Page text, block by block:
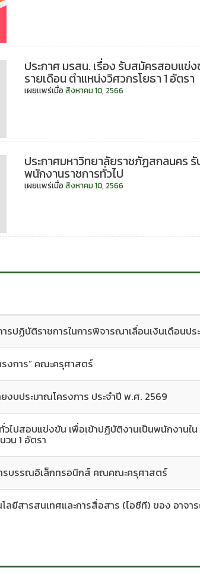
ประกาศ มรสน. เรื่อง รับสมัครสอบแข่
รายเดือน ตำแหน่งวิศวกรโยธา 1 อัตรา
เผยเเพร่เมื่อสิงหาคม 10, 2566
ประกาศมหาวิทยาลัยราชภัฏสกลนคร
พนักงานราชการทั่วไป
เผยเเพร่เมื่อสิงหาคม 10, 2566
รปฏิบัติราชการในการพิจารณาเลื่อนเงินเดือนปร
งการ” คณะครุศาสตร์
บประมาณโครงการ ประจำปี พ.ศ. 2569
ไปสอบแข่งขัน เพื่อเข้าปฏิบัติงานเป็นพนักงานใน
วน 1 อัตรา
รบรรณอิเล็กทรอนิกส์ คณคณะครุศาสตร์
โลยีสารสนเทศและการสื่อสาร (ไอซีที) ของ อาจา